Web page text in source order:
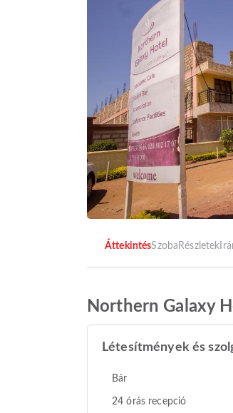
ÁttekintésSzoba Részletek
Northern Galaxy
Létesítmények és
Bár
24 órás recepció